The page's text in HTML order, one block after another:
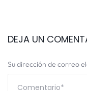
DEJA UN
Su dirección de correo